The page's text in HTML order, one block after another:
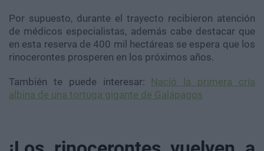
Por supuesto, durante el trayecto recibieron atención
de médicos especialistas, además cabe destacar que
en esta reserva de 400 mil hectáreas se espera que los
rinocerontes prosperen en los próximos años.
También te puede interesar: Nació la primera cría
albina de una tortuga gigante de Galápagos